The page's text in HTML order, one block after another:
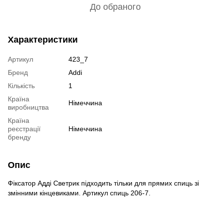
До обраного
Характеристики
Артикул
423_7
Бренд
Addi
Кількість
1
Країна
виробництва
Німеччина
Країна
реєстрації
бренду
Німеччина
Опис
Фіксатор Адді Светрик підходить тільки для прямих спиць зі
змінними кінцевиками. Артикул спиць 206-7.